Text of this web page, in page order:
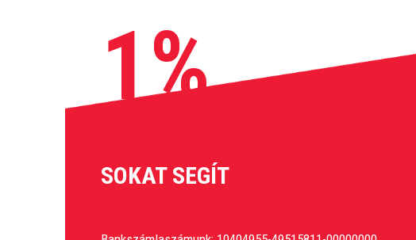
1%
SOKAT SEGÍT